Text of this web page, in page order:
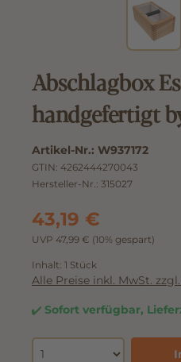
Abschlagbox
handgefertigt
Artikel-Nr.: W937172
GTIN: 4262444270043
Hersteller-Nr.: 315027
43,19 €
UVP 47,99 € (10% gespart)
Inhalt: 1 Stück
Alle Preise inkl. MwSt.
Sofort verfügbar,